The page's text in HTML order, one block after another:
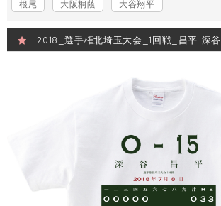
根尾
大阪桐蔭 大谷翔平
2018_選手権北埼玉大会_1回戦_昌平-深谷